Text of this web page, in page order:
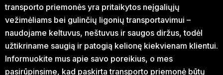
transporto priemonės yra pritaikytos neįgaliųjų
vežimėliams bei gulinčių ligonių transportavimui –
naudojame keltuvus, neštuvus ir saugos diržus, todėl
užtikriname saugią ir patogią kelionę kiekvienam klientui.
Informuokite mus apie savo poreikius, o mes
pasirūpinsime, kad paskirta transporto priemonė būtų